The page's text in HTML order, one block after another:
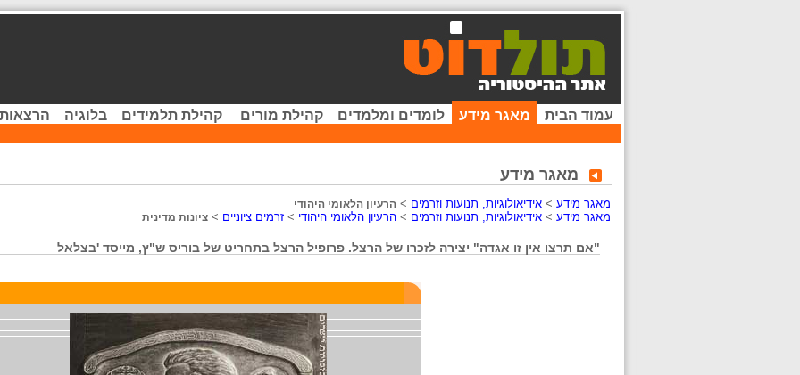
עמוד הבית מאגר מידע לומדים ומלמדים קהילת מורים קהילת תלמידים בלוגיה
מאגר מידע
מאגר מידע > אידיאולוגיות, תנועות וזרמים > הרעיון הלאומי היהודי
מאגר מידע > אידיאולוגיות, תנועות וזרמים > הרעיון הלאומי היהודי > זרמים ציוניים > ציונות מדינית
"אם תרצו אין זו אגדה" יצירה לזכרו של הרצל. פרופיל הרצל בתחריט של בוריס ש"ץ, מייסד 'בצלאל